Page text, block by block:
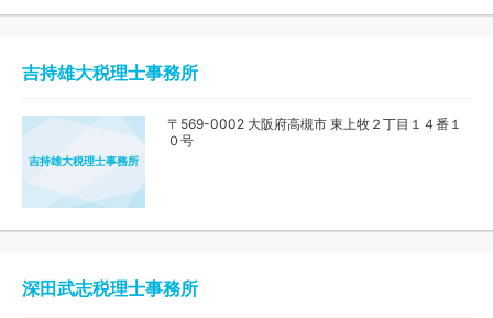
吉持雄大税理士事務所
吉持雄大税理士事務所
〒569-0002 大阪府高槻市 東上牧２丁目１４番１
０号
深田武志税理士事務所